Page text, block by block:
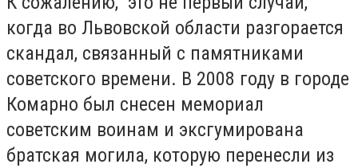
когда во Львовской области разгорается
скандал, связанный с памятниками
советского времени. В 2008 году в городе
Комарно был снесен мемориал
советским воинам и эксгумирована
братская могила, которую перенесли из